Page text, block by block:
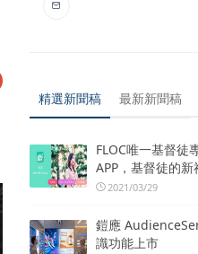
精選新聞稿 最新新聞稿
FLOC唯一基督徒
APP，基督徒的新
2021/03/29
鎧應
識功能上市